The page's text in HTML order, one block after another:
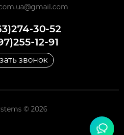
30-52
12-91
звонок
© 2026